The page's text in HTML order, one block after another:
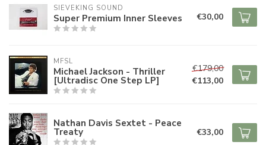
SIEVEKING SOUND
Super Premium Inner Sleeves €30,00
MFSL
Michael Jackson - Thriller
[Ultradisc One Step LP]
€179,00
€113,00
Nathan Davis Sextet - Peace
Treaty €33,00